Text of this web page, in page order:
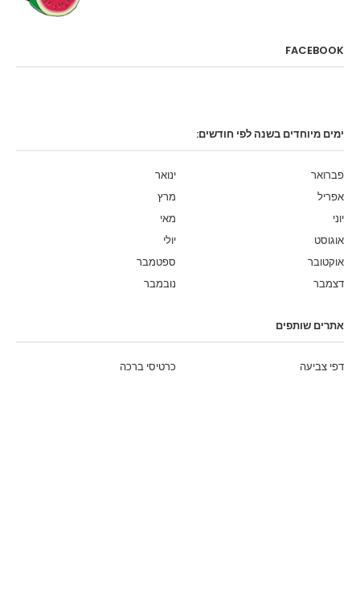
FACEBOOK
ימים מיוחדים בשנה לפי חודשים:
ינואר
פברואר
מרץ
אפריל
מאי
יוני
יולי
אוגוסט
ספטמבר
אוקטובר
נובמבר
דצמבר
אתרים שותפים
כרטיסי ברכה דפי צביעה